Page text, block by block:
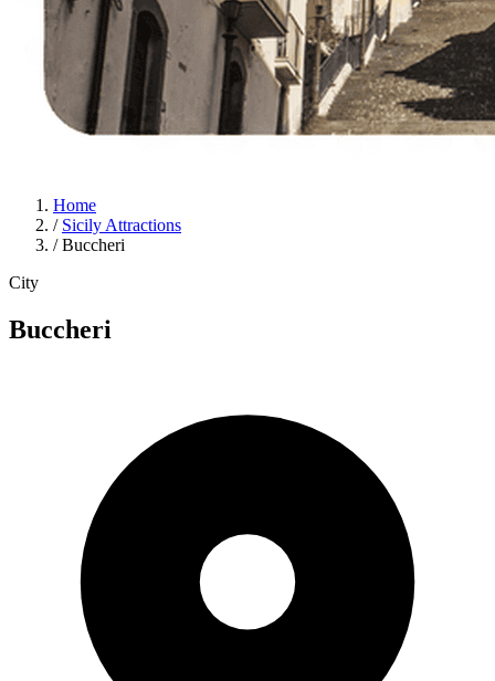
Home
/ Sicily Attractions
/ Buccheri
City
Buccheri